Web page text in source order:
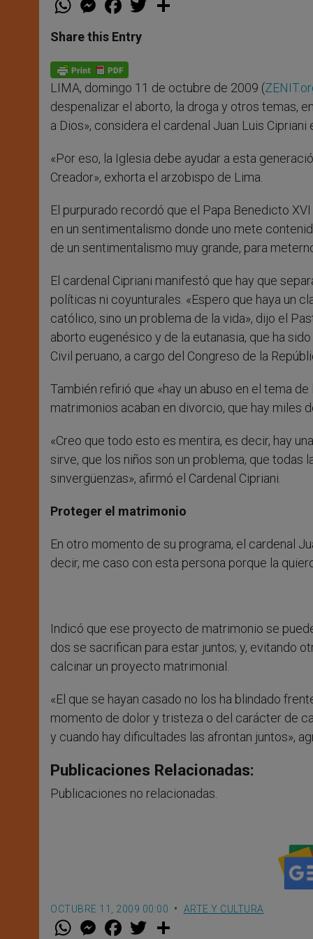
t
s
p
p
e
s
e
g
e
r
a
e
b
o
k
w
Share this Entry
LIMA, domingo 11 de octubre de 2009 (
despenalizar el aborto, la droga y otros temas,
a Dios», considera el cardenal Juan Luis
«Por eso, la Iglesia debe ayudar a esta
Creador», exhorta el arzobispo de Lima.
El purpurado recordó que el Papa Benedicto
en un sentimentalismo donde uno mete
de un sentimentalismo muy grande, para
El cardenal Cipriani manifestó que hay que
políticas ni coyunturales. «Espero que haya un
católico, sino un problema de la vida», dijo el
aborto eugenésico y de la eutanasia, que ha
Civil peruano, a cargo del Congreso de la
También refirió que «hay un abuso en el tema
matrimonios acaban en divorcio, que hay miles
«Creo que todo esto es mentira, es decir, hay
sirve, que los niños son un problema, que todas
sinvergüenzas», afirmó el Cardenal Cipriani.
Proteger el matrimonio
En otro momento de su programa, el cardenal
decir, me caso con esta persona porque la
Indicó que ese proyecto de matrimonio se
dos se sacrifican para estar juntos; y, evitando
calcinar un proyecto matrimonial.
«El que se hayan casado no los ha blindado
momento de dolor y tristeza o del carácter de
y cuando hay dificultades las afrontan juntos»,
Publicaciones Relacionadas:
Publicaciones no relacionadas.
OCTUBRE 11, 2009 00:00 ARTE Y CULTURA
W M
e
F
a w